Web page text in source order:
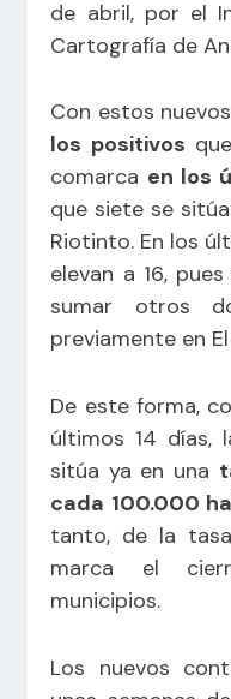
de abril, por el
Cartografía de
Con estos
los positivos
comarca en los
que siete se
Riotinto. En los
elevan a 16,
sumar otros
previamente en
De este forma,
últimos 14 días,
sitúa ya en una
cada 100.000
tanto, de la
marca el
municipios.
Los nuevos